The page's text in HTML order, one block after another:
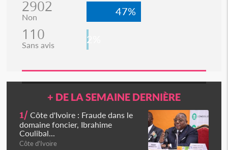
2902
Non 47%
110
Sans avis 2%
+ DE LA SEMAINE DERNIÈRE
1/ Côte d'Ivoire : Fraude dans le
domaine foncier, Ibrahime
Coulibal...
Côte d'Ivoire